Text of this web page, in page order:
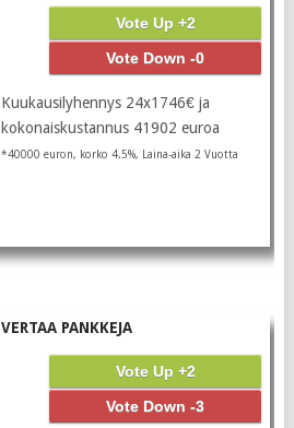
Vote Up +2
Vote Down -0
Kuukausilyhennys 24x1746€ ja
kokonaiskustannus 41902 euroa
*40000 euron, korko 4.5%, Laina-aika 2 Vuotta
VERTAA PANKKEJA
Vote Up +2
Vote Down -3